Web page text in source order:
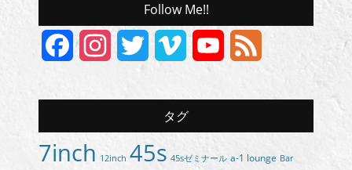
Follow Me!!
FacebookInstagram
Twitter Vimeo
YouTube
タグ
7inch 12inch 45s 45sゼミナール a-1 lounge Bar